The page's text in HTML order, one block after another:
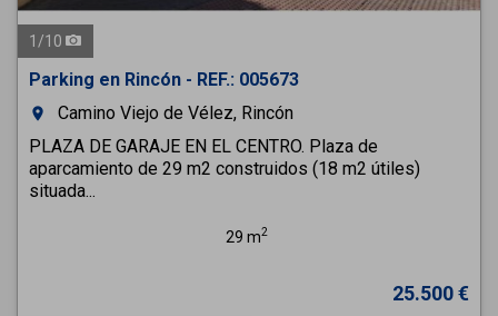
1 /10
Parking en Rincón - REF.: 005673
room
Camino Viejo de Vélez, Rincón
PLAZA DE GARAJE EN EL CENTRO. Plaza de
aparcamiento de 29 m2 construidos (18 m2 útiles)
situada...
29 m2
25.500 €